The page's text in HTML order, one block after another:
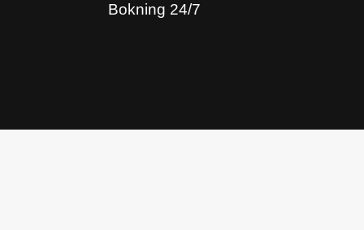
Bokning 24/7